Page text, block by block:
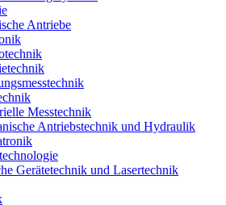
Antriebe
Messtechnik
Antriebstechnik und Hydraulik
Gerätetechnik und Lasertechnik